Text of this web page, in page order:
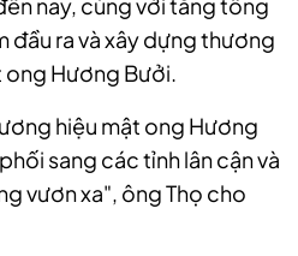
đầu ra và xây dựng thương
ong Hương Bưởi.
hiệu mật ong Hương
sang các tỉnh lân cận và
vươn xa", ông Thọ cho